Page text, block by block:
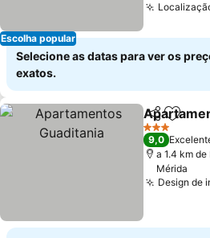
Escolha popular
Selecione as datas para ver os
exatos.
Partilhar
3 Estrelas
9,0
a 1.4 km
Mérida
Design de